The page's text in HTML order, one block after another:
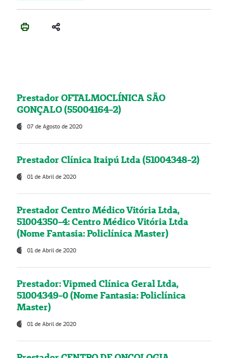
Prestador OFTALMOCLÍNICA SÃO
GONÇALO (55004164-2)
07 de Agosto de 2020
Prestador Clínica Itaipú Ltda (51004348-2)
01 de Abril de 2020
Prestador Centro Médico Vitória Ltda,
51004350-4: Centro Médico Vitória Ltda
(Nome Fantasia: Policlínica Master)
01 de Abril de 2020
Prestador: Vipmed Clínica Geral Ltda,
51004349-0 (Nome Fantasia: Policlínica
Master)
01 de Abril de 2020